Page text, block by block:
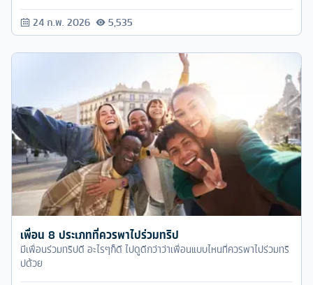
24 ก.พ. 2026 5,535
เพื่อน 8 ประเภทที่ควรพาไปร่วมทริป
มีเพื่อนร่วมทริปดี อะไรๆก็ดี ไปดูดีกว่าว่าเพื่อนแบบไหนที่ควรพาไปร่วมทริ
ปด้วย